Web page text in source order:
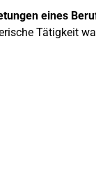
eines
Tätigkeit